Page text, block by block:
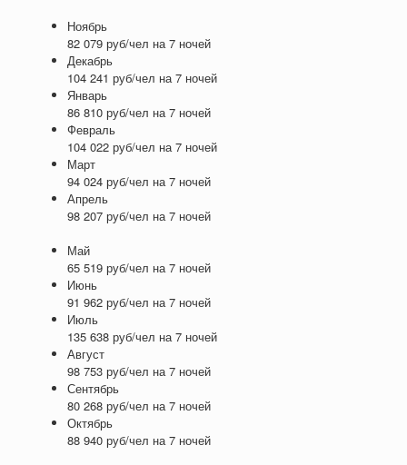
Ноябрь
82 079 руб/чел на 7 ночей
Декабрь
104 241 руб/чел на 7 ночей
Январь
86 810 руб/чел на 7 ночей
Февраль
104 022 руб/чел на 7 ночей
Март
94 024 руб/чел на 7 ночей
Апрель
98 207 руб/чел на 7 ночей
Май
65 519 руб/чел на 7 ночей
Июнь
91 962 руб/чел на 7 ночей
Июль
135 638 руб/чел на 7 ночей
Август
98 753 руб/чел на 7 ночей
Сентябрь
80 268 руб/чел на 7 ночей
Октябрь
88 940 руб/чел на 7 ночей